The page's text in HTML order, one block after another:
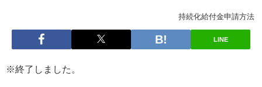
持続化給付金申請方法
LINE
※終了しました。